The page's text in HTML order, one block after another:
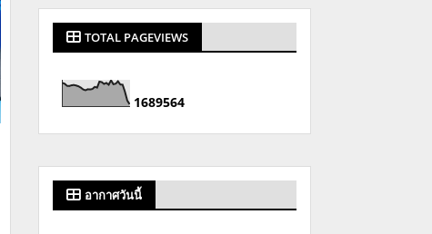
TOTAL PAGEVIEWS
1689564
อากาศวันนี้